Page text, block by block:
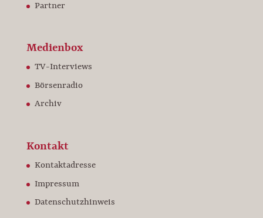
Partner
Medienbox
TV-Interviews
Börsenradio
Archiv
Kontakt
Kontaktadresse
Impressum
Datenschutzhinweis